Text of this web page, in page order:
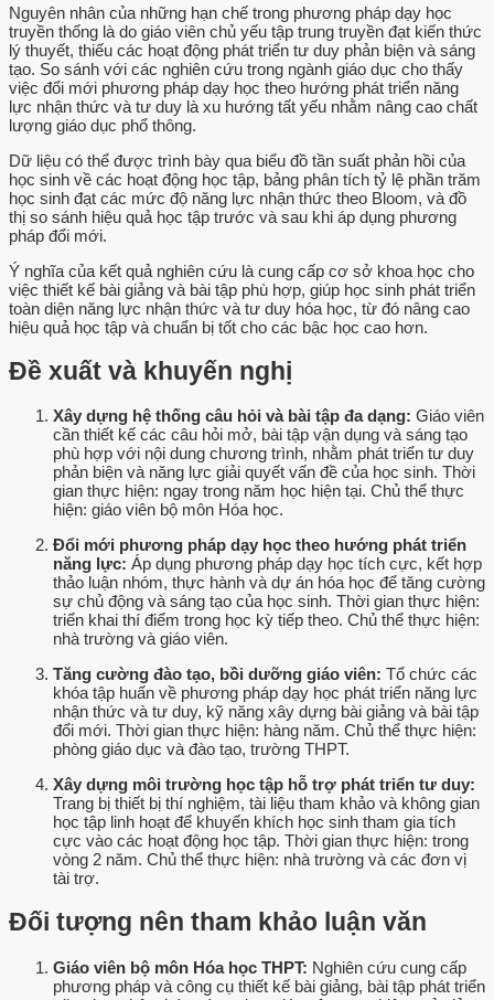
Nguyên nhân của những hạn chế trong phương pháp dạy học
truyền thống là do giáo viên chủ yếu tập trung truyền đạt kiến thức
lý thuyết, thiếu các hoạt động phát triển tư duy phản biện và sáng
tạo. So sánh với các nghiên cứu trong ngành giáo dục cho thấy
việc đổi mới phương pháp dạy học theo hướng phát triển năng
lực nhận thức và tư duy là xu hướng tất yếu nhằm nâng cao chất
lượng giáo dục phổ thông.
Dữ liệu có thể được trình bày qua biểu đồ tần suất phản hồi của
học sinh về các hoạt động học tập, bảng phân tích tỷ lệ phần trăm
học sinh đạt các mức độ năng lực nhận thức theo Bloom, và đồ
thị so sánh hiệu quả học tập trước và sau khi áp dụng phương
pháp đổi mới.
Ý nghĩa của kết quả nghiên cứu là cung cấp cơ sở khoa học cho
việc thiết kế bài giảng và bài tập phù hợp, giúp học sinh phát triển
toàn diện năng lực nhận thức và tư duy hóa học, từ đó nâng cao
hiệu quả học tập và chuẩn bị tốt cho các bậc học cao hơn.
Đề xuất và khuyến nghị
Xây dựng hệ thống câu hỏi và bài tập đa dạng: Giáo viên
cần thiết kế các câu hỏi mở, bài tập vận dụng và sáng tạo
phù hợp với nội dung chương trình, nhằm phát triển tư duy
phản biện và năng lực giải quyết vấn đề của học sinh. Thời
gian thực hiện: ngay trong năm học hiện tại. Chủ thể thực
hiện: giáo viên bộ môn Hóa học.
Đổi mới phương pháp dạy học theo hướng phát triển
năng lực: Áp dụng phương pháp dạy học tích cực, kết hợp
thảo luận nhóm, thực hành và dự án hóa học để tăng cường
sự chủ động và sáng tạo của học sinh. Thời gian thực hiện:
triển khai thí điểm trong học kỳ tiếp theo. Chủ thể thực hiện:
nhà trường và giáo viên.
Tăng cường đào tạo, bồi dưỡng giáo viên: Tổ chức các
khóa tập huấn về phương pháp dạy học phát triển năng lực
nhận thức và tư duy, kỹ năng xây dựng bài giảng và bài tập
đổi mới. Thời gian thực hiện: hàng năm. Chủ thể thực hiện:
phòng giáo dục và đào tạo, trường THPT.
Xây dựng môi trường học tập hỗ trợ phát triển tư duy:
Trang bị thiết bị thí nghiệm, tài liệu tham khảo và không gian
học tập linh hoạt để khuyến khích học sinh tham gia tích
cực vào các hoạt động học tập. Thời gian thực hiện: trong
vòng 2 năm. Chủ thể thực hiện: nhà trường và các đơn vị
tài trợ.
Đối tượng nên tham khảo luận văn
Giáo viên bộ môn Hóa học THPT: Nghiên cứu cung cấp
phương pháp và công cụ thiết kế bài giảng, bài tập phát triển